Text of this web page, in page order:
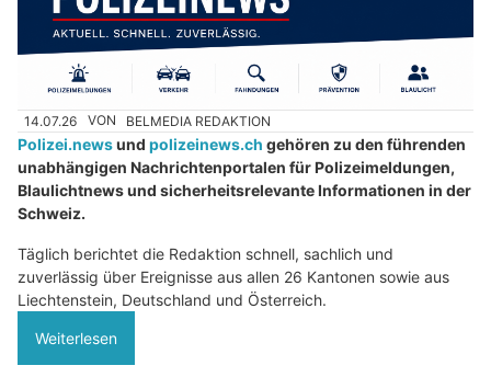
14.07.26 VON BELMEDIA REDAKTION
Polizei.newsund polizeinews.ch gehören zu den führenden
unabhängigen Nachrichtenportalen für Polizeimeldungen,
Blaulichtnews und sicherheitsrelevante Informationen in der
Schweiz.
Täglich berichtet die Redaktion schnell, sachlich und
zuverlässig über Ereignisse aus allen 26 Kantonen sowie aus
Liechtenstein, Deutschland und Österreich.
Weiterlesen